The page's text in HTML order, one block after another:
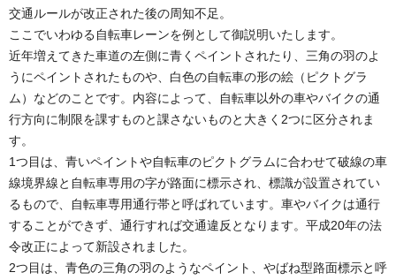
交通ルールが改正された後の周知不足。
ここでいわゆる自転車レーンを例として御説明いたします。
近年増えてきた車道の左側に青くペイントされたり、三角の羽のよ
うにペイントされたものや、白色の自転車の形の絵（ピクトグラ
ム）などのことです。内容によって、自転車以外の車やバイクの通
行方向に制限を課すものと課さないものと大きく2つに区分されま
す。
1つ目は、青いペイントや自転車のピクトグラムに合わせて破線の車
線境界線と自転車専用の字が路面に標示され、標識が設置されてい
るもので、自転車専用通行帯と呼ばれています。車やバイクは通行
することができず、通行すれば交通違反となります。平成20年の法
令改正によって新設されました。
2つ目は、青色の三角の羽のようなペイント、やばね型路面標示と呼